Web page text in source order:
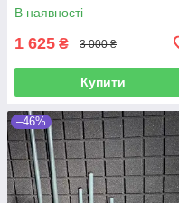
В наявності
1 625 ₴ 3 000 ₴
Купити
–46%